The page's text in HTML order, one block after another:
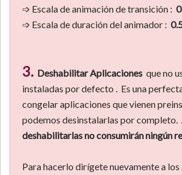
➩ Escala de animación de transición :
➩ Escala de duración del animador :
3. Deshabilitar Aplicaciones que no
instaladas por defecto . Es una
congelar aplicaciones que vienen
podemos desinstalarlas por completo.
deshabilitarlas no consumirán ningún
Para hacerlo dirígete nuevamente a